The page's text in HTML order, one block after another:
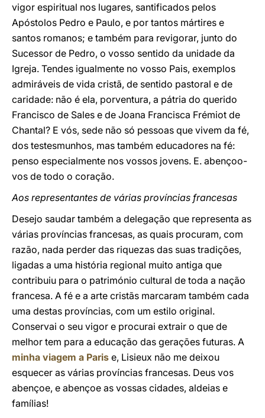
vigor espiritual nos lugares, santificados pelos
Apóstolos Pedro e Paulo, e por tantos mártires e
santos romanos; e também para revigorar, junto do
Sucessor de Pedro, o vosso sentido da unidade da
Igreja. Tendes igualmente no vosso Pais, exemplos
admiráveis de vida cristã, de sentido pastoral e de
caridade: não é ela, porventura, a pátria do querido
Francisco de Sales e de Joana Francisca Frémiot de
Chantal? E vós, sede não só pessoas que vivem da fé,
dos testesmunhos, mas também educadores na fé:
penso especialmente nos vossos jovens. E. abençoo-
vos de todo o coração.
Aos representantes de várias províncias francesas
Desejo saudar também a delegação que representa as
várias províncias francesas, as quais procuram, com
razão, nada perder das riquezas das suas tradições,
ligadas a uma história regional muito antiga que
contribuiu para o património cultural de toda a nação
francesa. A fé e a arte cristãs marcaram também cada
uma destas províncias, com um estilo original.
Conservai o seu vigor e procurai extrair o que de
melhor tem para a educação das gerações futuras. A
minha viagem a Paris e, Lisieux não me deixou
esquecer as várias províncias francesas. Deus vos
abençoe, e abençoe as vossas cidades, aldeias e
famílias!